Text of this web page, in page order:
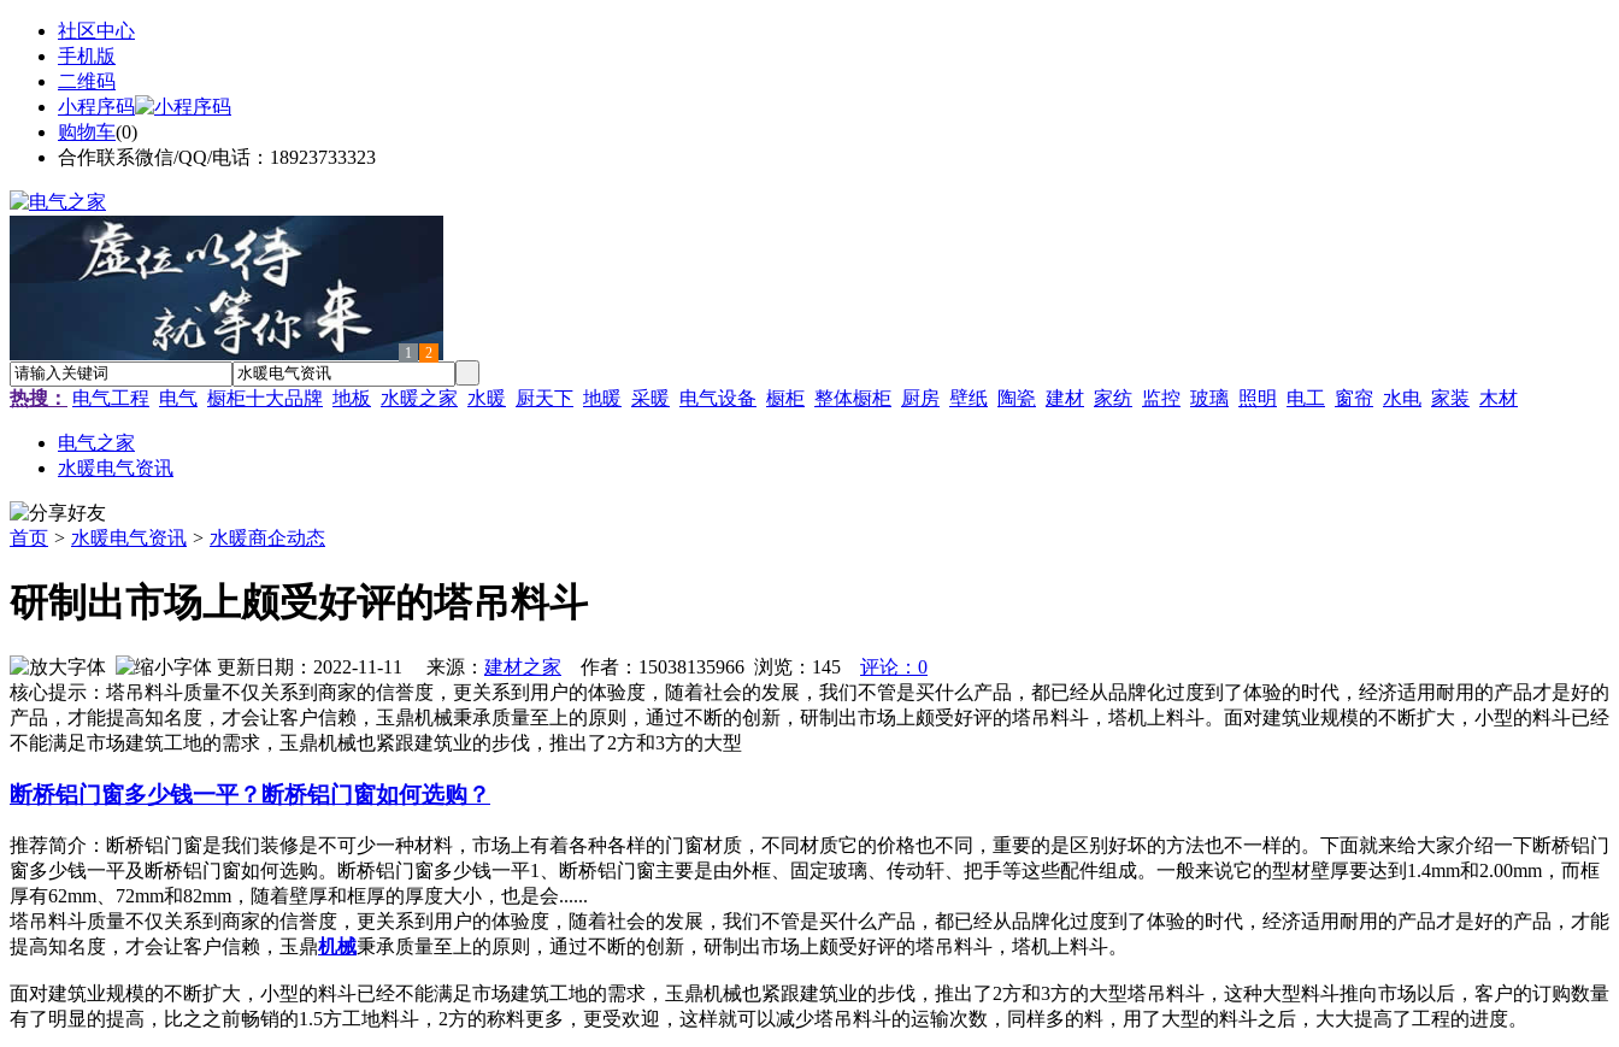
社区中心
手机版
二维码
小程序码
购物车(0)
合作联系微信/QQ/电话：18923733323
1 2
热搜： 电气工程 电气 橱柜十大品牌 地板 水暖之家 水暖 厨天下 地暖 采暖 电气设备 橱柜 整体橱柜 厨房 壁纸 陶瓷 建材 家纺 监控 玻璃 照明 电工 窗帘 水电 家装 木材
电气之家
水暖电气资讯
首页 > 水暖电气资讯 > 水暖商企动态
研制出市场上颇受好评的塔吊料斗
更新日期：2022-11-11 来源： 建材之家 作者：15038135966 浏览： 145
评论：0
核心提示：塔吊料斗质量不仅关系到商家的信誉度，更关系到用户的体验度，随着社会的发展，我们不管是买什么产品，都已经从品牌化过度到了体验的时代，经济适用耐用的产品才是好的
产品，才能提高知名度，才会让客户信赖，玉鼎机械秉承质量至上的原则，通过不断的创新，研制出市场上颇受好评的塔吊料斗，塔机上料斗。面对建筑业规模的不断扩大，小型的料斗已经
不能满足市场建筑工地的需求，玉鼎机械也紧跟建筑业的步伐，推出了2方和3方的大型
断桥铝门窗多少钱一平？断桥铝门窗如何选购？
推荐简介：断桥铝门窗是我们装修是不可少一种材料，市场上有着各种各样的门窗材质，不同材质它的价格也不同，重要的是区别好坏的方法也不一样的。下面就来给大家介绍一下断桥铝门
窗多少钱一平及断桥铝门窗如何选购。断桥铝门窗多少钱一平1、断桥铝门窗主要是由外框、固定玻璃、传动轩、把手等这些配件组成。一般来说它的型材壁厚要达到1.4mm和2.00mm，而框
厚有62mm、72mm和82mm，随着壁厚和框厚的厚度大小，也是会......
塔吊料斗质量不仅关系到商家的信誉度，更关系到用户的体验度，随着社会的发展，我们不管是买什么产品，都已经从品牌化过度到了体验的时代，经济适用耐用的产品才是好的产品，才能
提高知名度，才会让客户信赖，玉鼎机械秉承质量至上的原则，通过不断的创新，研制出市场上颇受好评的塔吊料斗，塔机上料斗。
面对建筑业规模的不断扩大，小型的料斗已经不能满足市场建筑工地的需求，玉鼎机械也紧跟建筑业的步伐，推出了2方和3方的大型塔吊料斗，这种大型料斗推向市场以后，客户的订购数量
有了明显的提高，比之之前畅销的1.5方工地料斗，2方的称料更多，更受欢迎，这样就可以减少塔吊料斗的运输次数，同样多的料，用了大型的料斗之后，大大提高了工程的进度。